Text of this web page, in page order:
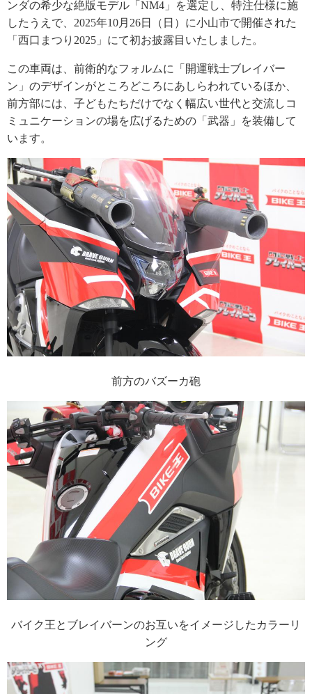
ンダの希少な絶版モデル「NM4」を選定し、特注仕様に施
したうえで、2025年10月26日（日）に小山市で開催された
「西口まつり2025」にて初お披露目いたしました。
この車両は、前衛的なフォルムに「開運戦士ブレイバー
ン」のデザインがところどころにあしらわれているほか、
前方部には、子どもたちだけでなく幅広い世代と交流しコ
ミュニケーションの場を広げるための「武器」を装備して
います。
前方のバズーカ砲
バイク王とブレイバーンのお互いをイメージしたカラーリ
ング